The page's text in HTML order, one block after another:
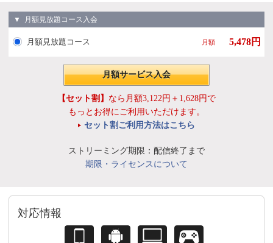
▼ 月額見放題コース入会
月額見放題コース 月額 5,478円
月額サービス入会
【セット割】 なら月額3,122円＋1,628円で
もっとお得にご利用いただけます。
セット割ご利用方法はこちら
ストリーミング期限：配信終了まで
期限・ライセンスについて
対応情報